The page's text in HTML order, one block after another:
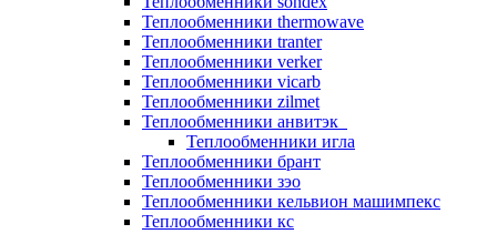
Теплообменники thermowave
Теплообменники tranter
Теплообменники verker
Теплообменники vicarb
Теплообменники zilmet
Теплообменники анвитэк
Теплообменники игла
Теплообменники брант
Теплообменники зэо
Теплообменники кельвион машимпекс
Теплообменники кс